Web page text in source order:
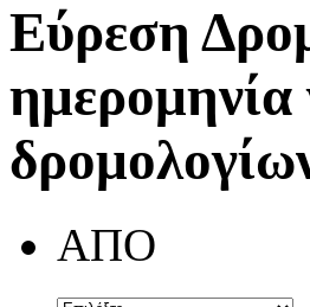
Εύρεση
ημερομηνία
ΑΠΟ